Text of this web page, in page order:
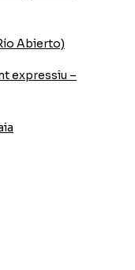
Abierto)
expressiu –